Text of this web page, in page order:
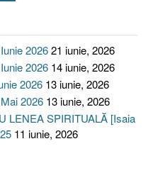
202621 iunie, 2026
2026 14 iunie, 2026
2026 13 iunie, 2026
2026 13 iunie, 2026
LENEA SPIRITUALĂ [Isaia
11 iunie, 2026